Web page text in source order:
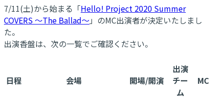
7/11(土)から始まる「Hello! Project 2020 Summer
COVERS 〜The Ballad〜」のMC出演者が決定いたしまし
た。
出演香盤は、次の一覧でご確認ください。
日程 会場 開場/開演
出演
チー
ム
MC